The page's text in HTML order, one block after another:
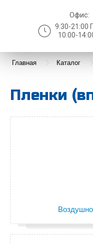
Офис:
9:30-21:00
10:00-
Главная Каталог
Пленки